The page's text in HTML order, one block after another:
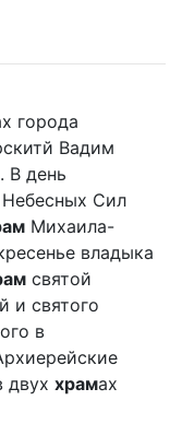
города
Вадим
В день
Сил
Михаила-
владыка
святой
и святого
в
храмах